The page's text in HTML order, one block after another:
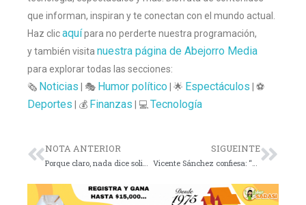
que informan, inspiran y te conectan con el mundo actual.
Haz clicaquípara no perderte nuestra programación,
y también visita nuestra página de Abejorro Media
para explorar todas las secciones:
🗞️ Noticias | 🎭 Humor político| 🌟 Espectáculos | ⚽
Deportes | 💰 Finanzas | 💻 Tecnología
NOTA ANTERIOR SIGUEINTE
Vicente Sánchez confiesa: “La pasé mal en Cruz Azul”